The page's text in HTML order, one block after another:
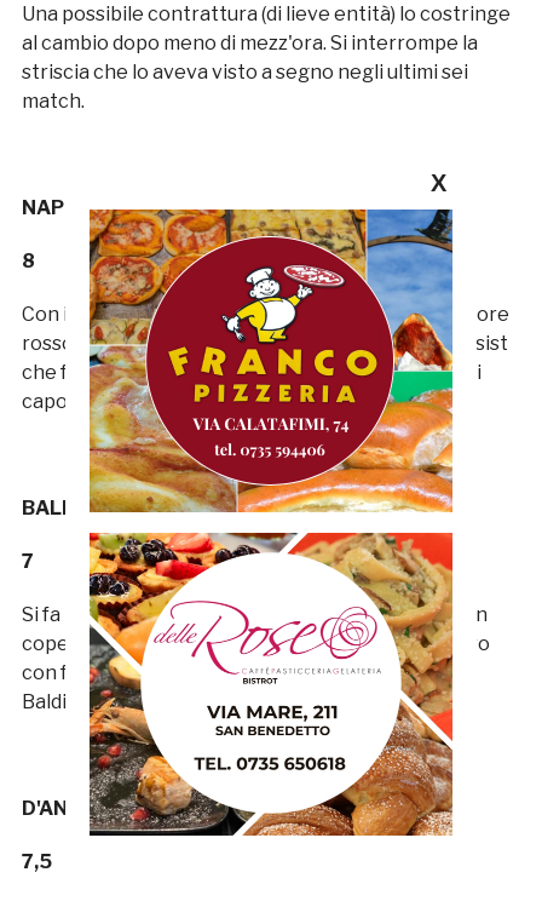
Una possibile contrattura (di lieve entità) lo costringe
al cambio dopo meno di mezz'ora. Si interrompe la
striscia che lo aveva visto a segno negli ultimi sei
match.
NAPOLANO
8
Con il rigore trasformato diventa il miglior marcatore
rossoblu (9 gol). Le cose più belle, però, sono gli assist
che fornisce per i gol di Alessandro e D'Angelo: dei
capolavori balistici.
BALDININI
7
Si fa in quattro sulla corsia di destra, aiutando Viti in
copertura e proponendosi dalle parti di Alessandro
con frequenza. In poche parole, il solito ottimo
Baldinini.
D'ANGELO
7,5
X